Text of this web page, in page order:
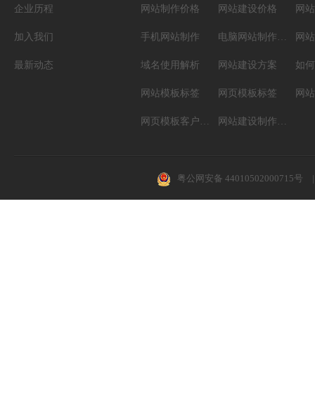
企业历程
加入我们
最新动态
网站制作价格 网站建设价格 网
手机网站制作 电脑网站制作设计 网
域名使用解析 网站建设方案 如
网站模板标签 网页模板标签
网页模板客户案例 网站建设制作知识
粤公网安备 44010502000715号 |